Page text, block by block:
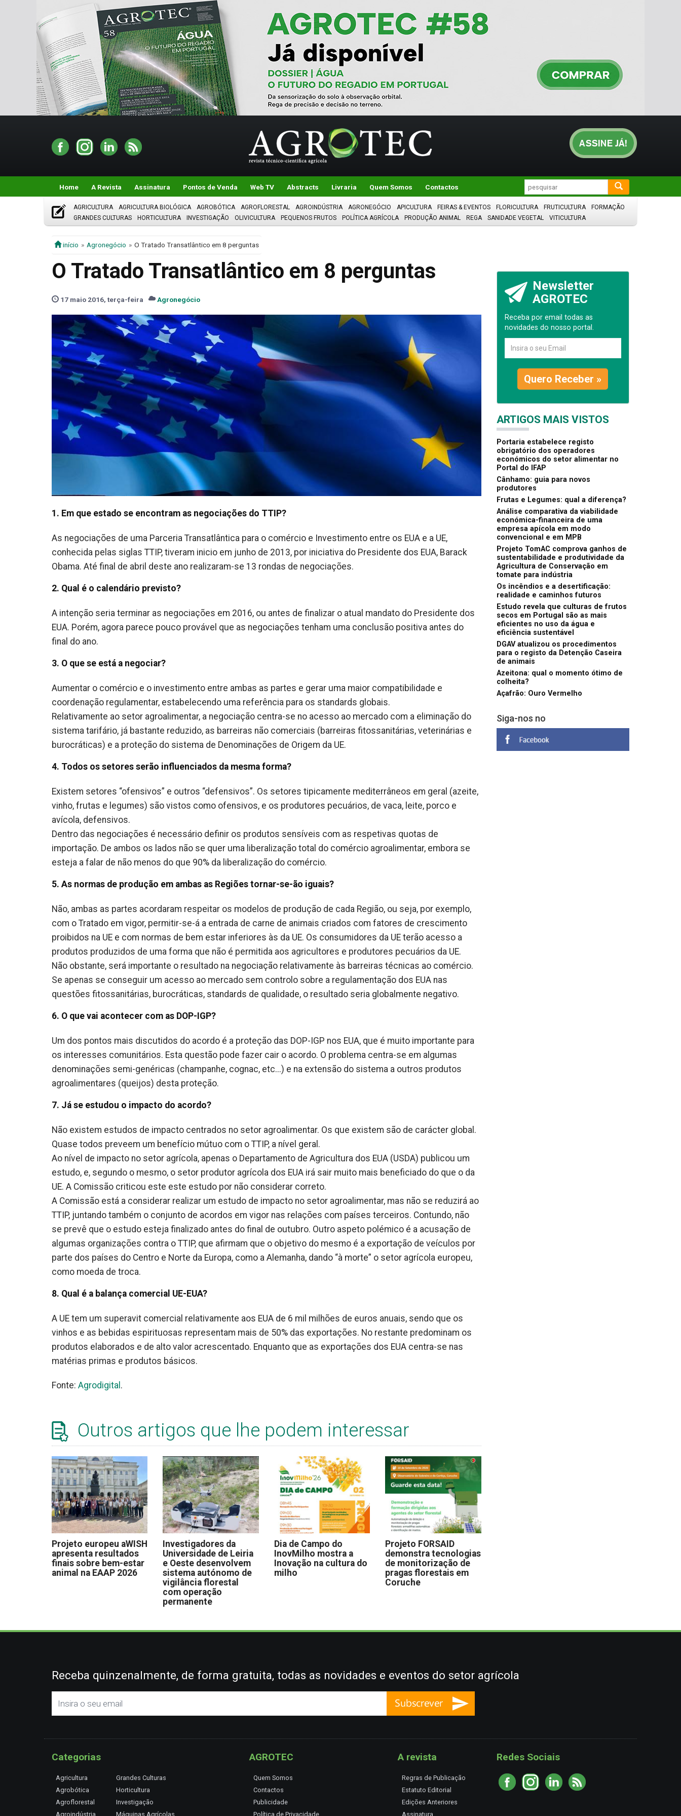
Home A Revista Assinatura Pontos de Venda Web TV Abstracts Livraria Quem Somos Contactos
AGRICULTURA AGRICULTURA BIOLÓGICA AGROBÓTICA AGROFLORESTAL AGROINDÚSTRIA AGRONEGÓCIO APICULTURA FEIRAS & EVENTOS FLORICULTURA FRUTICULTURA
FORMAÇÃO
GRANDES CULTURAS
HORTICULTURA INVESTIGAÇÃO OLIVICULTURA PEQUENOS FRUTOS POLÍTICA AGRÍCOLA PRODUÇÃO ANIMAL REGA SANIDADE VEGETAL VITICULTURA
início Agronegócio O Tratado Transatlântico em 8 perguntas
O Tratado Transatlântico em 8 perguntas
17 maio 2016, terça-feira Agronegócio
1. Em que estado se encontram as negociações do TTIP?
As negociações de uma Parceria Transatlântica para o comércio e Investimento entre os EUA e a UE,
conhecida pelas siglas TTIP, tiveram inicio em junho de 2013, por iniciativa do Presidente dos EUA, Barack
Obama. Até final de abril deste ano realizaram-se 13 rondas de negociações.
2. Qual é o calendário previsto?
A intenção seria terminar as negociações em 2016, ou antes de finalizar o atual mandato do Presidente dos
EUA. Porém, agora parece pouco provável que as negociações tenham uma conclusão positiva antes do
final do ano.
3. O que se está a negociar?
Aumentar o comércio e o investimento entre ambas as partes e gerar uma maior compatibilidade e
coordenação regulamentar, estabelecendo uma referência para os standards globais.
Relativamente ao setor agroalimentar, a negociação centra-se no acesso ao mercado com a eliminação do
sistema tarifário, já bastante reduzido, as barreiras não comerciais (barreiras fitossanitárias, veterinárias e
burocráticas) e a proteção do sistema de Denominações de Origem da UE.
4. Todos os setores serão influenciados da mesma forma?
Existem setores “ofensivos” e outros “defensivos”. Os setores tipicamente mediterrâneos em geral (azeite,
vinho, frutas e legumes) são vistos como ofensivos, e os produtores pecuários, de vaca, leite, porco e
avícola, defensivos.
Dentro das negociações é necessário definir os produtos sensíveis com as respetivas quotas de
importação. De ambos os lados não se quer uma liberalização total do comércio agroalimentar, embora se
esteja a falar de não menos do que 90% da liberalização do comércio.
5. As normas de produção em ambas as Regiões tornar-se-ão iguais?
Não, ambas as partes acordaram respeitar os modelos de produção de cada Região, ou seja, por exemplo,
com o Tratado em vigor, permitir-se-á a entrada de carne de animais criados com fatores de crescimento
proibidos na UE e com normas de bem estar inferiores às da UE. Os consumidores da UE terão acesso a
produtos produzidos de uma forma que não é permitida aos agricultores e produtores pecuários da UE.
Não obstante, será importante o resultado na negociação relativamente às barreiras técnicas ao comércio.
Se apenas se conseguir um acesso ao mercado sem controlo sobre a regulamentação dos EUA nas
questões fitossanitárias, burocráticas, standards de qualidade, o resultado seria globalmente negativo.
6. O que vai acontecer com as DOP-IGP?
Um dos pontos mais discutidos do acordo é a proteção das DOP-IGP nos EUA, que é muito importante para
os interesses comunitários. Esta questão pode fazer cair o acordo. O problema centra-se em algumas
denominações semi-genéricas (champanhe, cognac, etc...) e na extensão do sistema a outros produtos
agroalimentares (queijos) desta proteção.
7. Já se estudou o impacto do acordo?
Não existem estudos de impacto centrados no setor agroalimentar. Os que existem são de carácter global.
Quase todos preveem um benefício mútuo com o TTIP, a nível geral.
Ao nível de impacto no setor agrícola, apenas o Departamento de Agricultura dos EUA (USDA) publicou um
estudo, e, segundo o mesmo, o setor produtor agrícola dos EUA irá sair muito mais beneficiado do que o da
UE. A Comissão criticou este este estudo por não considerar correto.
A Comissão está a considerar realizar um estudo de impacto no setor agroalimentar, mas não se reduzirá ao
TTIP, juntando também o conjunto de acordos em vigor nas relações com países terceiros. Contundo, não
se prevê que o estudo esteja finalizado antes do final de outubro. Outro aspeto polémico é a acusação de
algumas organizações contra o TTIP, que afirmam que o objetivo do mesmo é a exportação de veículos por
parte dos países do Centro e Norte da Europa, como a Alemanha, dando “à morte” o setor agrícola europeu,
como moeda de troca.
8. Qual é a balança comercial UE-EUA?
A UE tem um superavit comercial relativamente aos EUA de 6 mil milhões de euros anuais, sendo que os
vinhos e as bebidas espirituosas representam mais de 50% das exportações. No restante predominam os
produtos elaborados e de alto valor acrescentado. Enquanto que as exportações dos EUA centra-se nas
matérias primas e produtos básicos.
Fonte: Agrodigital .
Outros artigos que lhe podem interessar
Projeto europeu aWISH
apresenta resultados
finais sobre bem-estar
animal na EAAP 2026
Investigadores da
Universidade de Leiria
e Oeste desenvolvem
sistema autónomo de
vigilância florestal
com operação
permanente
Dia de Campo do
InovMilho mostra a
Inovação na cultura do
milho
Projeto FORSAID
demonstra tecnologias
de monitorização de
pragas florestais em
Coruche
Newsletter
AGROTEC
Receba por email todas as
novidades do nosso portal.
Quero Receber »
ARTIGOS MAIS VISTOS
Portaria estabelece registo
obrigatório dos operadores
económicos do setor alimentar no
Portal do IFAP
Cânhamo: guia para novos
produtores
Frutas e Legumes: qual a diferença?
Análise comparativa da viabilidade
económica-financeira de uma
empresa apícola em modo
convencional e em MPB
Projeto TomAC comprova ganhos de
sustentabilidade e produtividade da
Agricultura de Conservação em
tomate para indústria
Os incêndios e a desertificação:
realidade e caminhos futuros
Estudo revela que culturas de frutos
secos em Portugal são as mais
eficientes no uso da água e
eficiência sustentável
DGAV atualizou os procedimentos
para o registo da Detenção Caseira
de animais
Azeitona: qual o momento ótimo de
colheita?
Açafrão: Ouro Vermelho
Siga-nos no
Receba quinzenalmente, de forma gratuita, todas as novidades e eventos do setor agrícola
Categorias
Agricultura
Agrobótica
Agroflorestal
Agroindústria
Grandes Culturas
Horticultura
Investigação
Máquinas Agrícolas
AGROTEC
Quem Somos
Contactos
Publicidade
Política de Privacidade
A revista
Regras de Publicação
Estatuto Editorial
Edições Anteriores
Assinatura
Redes Sociais